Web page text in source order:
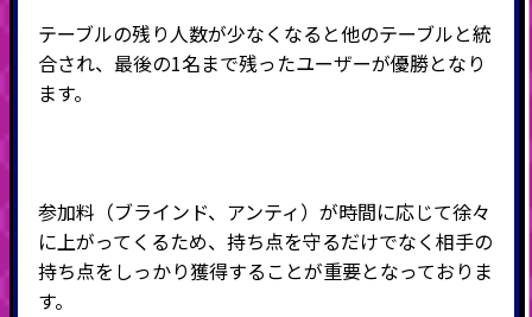
テーブルの残り人数が少なくなると他のテーブルと統
合され、最後の1名まで残ったユーザーが優勝となり
ます。
参加料（ブラインド、アンティ）が時間に応じて徐々
に上がってくるため、持ち点を守るだけでなく相手の
持ち点をしっかり獲得することが重要となっておりま
す。